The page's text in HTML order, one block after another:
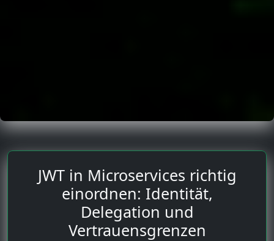
JWT in Microservices richtig
einordnen: Identität,
Delegation und
Vertrauensgrenzen